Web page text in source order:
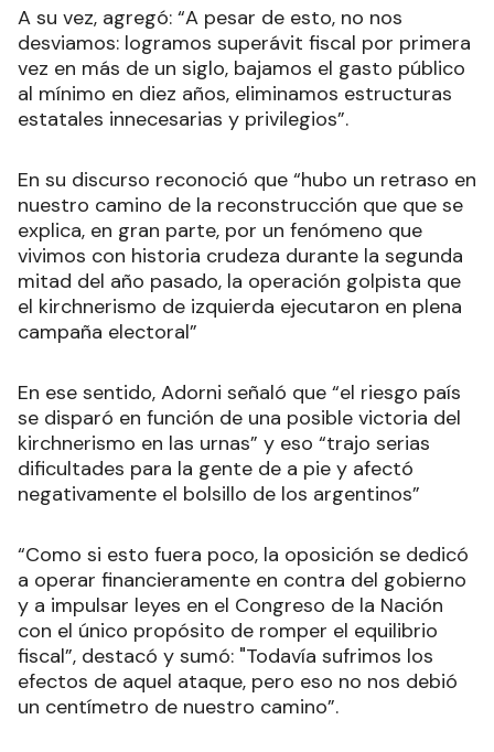
A su vez, agregó: “A pesar de esto, no nos
desviamos: logramos superávit fiscal por primera
vez en más de un siglo, bajamos el gasto público
al mínimo en diez años, eliminamos estructuras
estatales innecesarias y privilegios”.
En su discurso reconoció que “hubo un retraso en
nuestro camino de la reconstrucción que que se
explica, en gran parte, por un fenómeno que
vivimos con historia crudeza durante la segunda
mitad del año pasado, la operación golpista que
el kirchnerismo de izquierda ejecutaron en plena
campaña electoral”
En ese sentido, Adorni señaló que “el riesgo país
se disparó en función de una posible victoria del
kirchnerismo en las urnas” y eso “trajo serias
dificultades para la gente de a pie y afectó
negativamente el bolsillo de los argentinos”
“Como si esto fuera poco, la oposición se dedicó
a operar financieramente en contra del gobierno
y a impulsar leyes en el Congreso de la Nación
con el único propósito de romper el equilibrio
fiscal”, destacó y sumó: "Todavía sufrimos los
efectos de aquel ataque, pero eso no nos debió
un centímetro de nuestro camino”.